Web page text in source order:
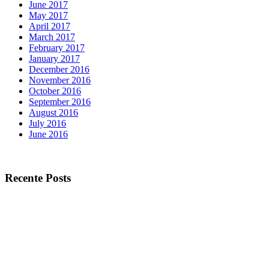
June 2017
May 2017
April 2017
March 2017
February 2017
January 2017
December 2016
November 2016
October 2016
September 2016
August 2016
July 2016
June 2016
Recente Posts